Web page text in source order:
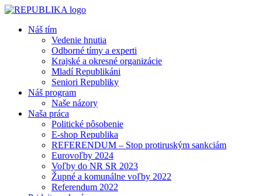
Náš tím
Vedenie hnutia
Odborné tímy a experti
Krajské a okresné organizácie
Mladí Republikáni
Seniori Republiky
Náš program
Naše názory
Naša práca
Politické pôsobenie
E-shop Republika
REFERENDUM – Stop protiruským sankciám
Eurovoľby 2024
Voľby do NR SR 2023
Župné a komunálne voľby 2022
Referendum 2022